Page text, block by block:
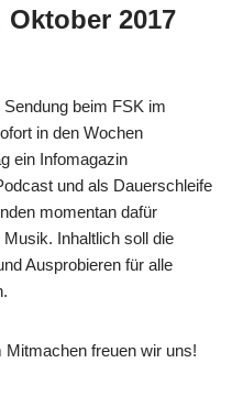
2017
beim FSK im
in den Wochen
ein Infomagazin
und als Dauerschleife
momentan dafür
Inhaltlich soll die
Ausprobieren für alle
freuen wir uns!